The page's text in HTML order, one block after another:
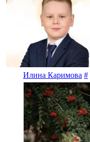
Илина Каримова #